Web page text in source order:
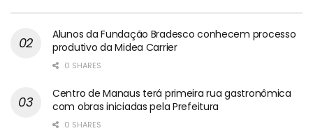
Alunos da Fundação Bradesco conhecem processo
produtivo da Midea Carrier
0 SHARES
Centro de Manaus terá primeira rua gastronômica
com obras iniciadas pela Prefeitura
0 SHARES